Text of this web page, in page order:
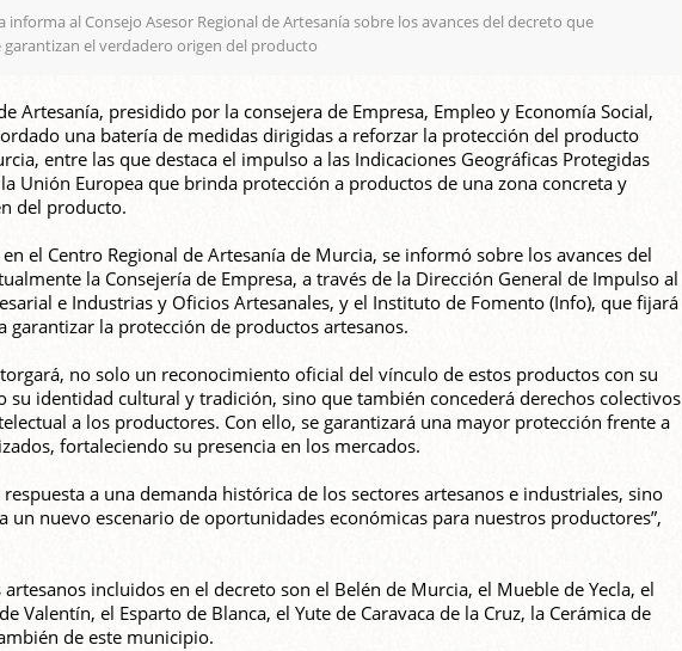
informa al Consejo Asesor Regional de Artesanía sobre los avances del decreto que
garantizan el verdadero origen del producto
Artesanía, presidido por la consejera de Empresa, Empleo y Economía Social,
una batería de medidas dirigidas a reforzar la protección del producto
entre las que destaca el impulso a las Indicaciones Geográficas Protegidas
Unión Europea que brinda protección a productos de una zona concreta y
del producto.
el Centro Regional de Artesanía de Murcia, se informó sobre los avances del
la Consejería de Empresa, a través de la Dirección General de Impulso al
e Industrias y Oficios Artesanales, y el Instituto de Fomento (Info), que fijará
la protección de productos artesanos.
no solo un reconocimiento oficial del vínculo de estos productos con su
su identidad cultural y tradición, sino que también concederá derechos colectivos
a los productores. Con ello, se garantizará una mayor protección frente a
fortaleciendo su presencia en los mercados.
a una demanda histórica de los sectores artesanos e industriales, sino
un nuevo escenario de oportunidades económicas para nuestros productores”,
incluidos en el decreto son el Belén de Murcia, el Mueble de Yecla, el
Valentín, el Esparto de Blanca, el Yute de Caravaca de la Cruz, la Cerámica de
de este municipio.